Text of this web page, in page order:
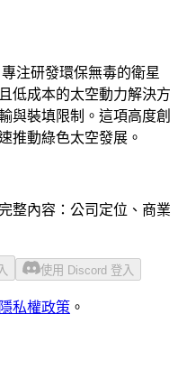
專注研發環保無毒的衛星
低成本的太空動力解決方
與裝填限制。這項高度創
推動綠色太空發展。
整內容：公司定位、商業
使用 Discord 登入
隱私權政策 。